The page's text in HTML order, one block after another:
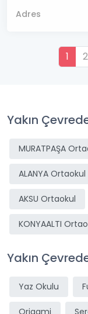
Adres
1 2
Yakın
MURATPAŞA
ALANYA Ortaokul
AKSU Ortaokul
KONYAALTI
Yakın
Yaz Okulu
Origami